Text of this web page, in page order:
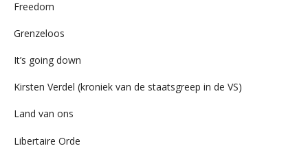
Freedom
Grenzeloos
It’s going down
Kirsten Verdel (kroniek van de staatsgreep in de VS)
Land van ons
Libertaire Orde